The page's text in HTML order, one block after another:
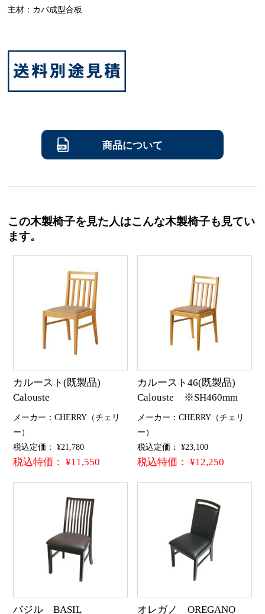
主材：カバ成型合板
商品について
この木製椅子を見た人はこんな木製椅子も見てい
ます。
カルースト(既製品)
Calouste
メーカー：CHERRY（チェリ
ー）
税込定価： ¥21,780
税込特価： ¥11,550
カルースト46(既製品)
Calouste ※SH460mm
メーカー：CHERRY（チェリ
ー）
税込定価： ¥23,100
税込特価： ¥12,250
バジル BASIL オレガノ OREGANO